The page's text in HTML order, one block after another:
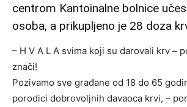
centrom Kantoinalne bolnice
osoba, a prikupljeno je 28 doza
– H V A L A svima koji su darovali krv –
znači!
Pozivamo sve građane od 18 do 65
porodici dobrovoljnih davaoca krvi, –